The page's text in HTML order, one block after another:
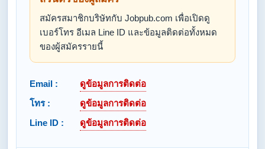
สมัครสมาชิกบริษัทกับ Jobpub.com เพื่อเปิดดู
เบอร์โทร อีเมล Line ID และข้อมูลติดต่อทั้งหมด
ของผู้สมัครรายนี้
Email :
ดูข้อมูลการติดต่อ
โทร :
ดูข้อมูลการติดต่อ
Line ID :
ดูข้อมูลการติดต่อ